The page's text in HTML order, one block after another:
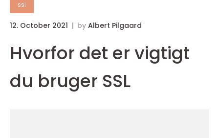
ssl
12. October 2021 by Albert Pilgaard
Hvorfor det er vigtigt
du bruger SSL